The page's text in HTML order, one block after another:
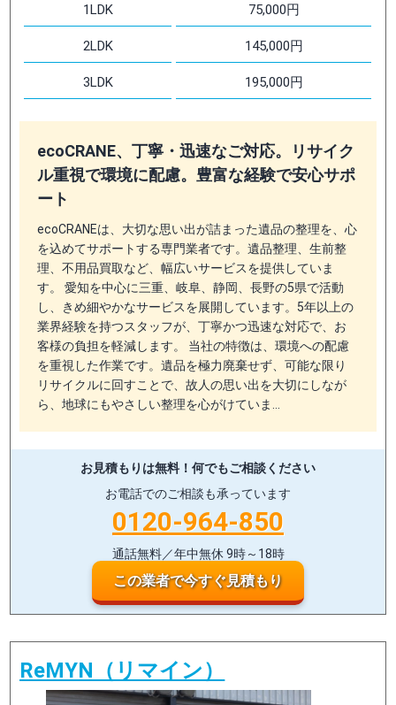
1LDK 75,000円
2LDK 145,000円
3LDK 195,000円
ecoCRANE、丁寧・迅速なご対応。リサイク
ル重視で環境に配慮。豊富な経験で安心サポ
ート
ecoCRANEは、大切な思い出が詰まった遺品の整理を、心
を込めてサポートする専門業者です。遺品整理、生前整
理、不用品買取など、幅広いサービスを提供していま
す。 愛知を中心に三重、岐阜、静岡、長野の5県で活動
し、きめ細やかなサービスを展開しています。5年以上の
業界経験を持つスタッフが、丁寧かつ迅速な対応で、お
客様の負担を軽減します。 当社の特徴は、環境への配慮
を重視した作業です。遺品を極力廃棄せず、可能な限り
リサイクルに回すことで、故人の思い出を大切にしなが
ら、地球にもやさしい整理を心がけていま…
お見積もりは無料！ 何でもご相談ください
お電話でのご相談も承っています
0120-964-850
通話無料／年中無休 9時～18時
この業者で今すぐ見積もり
ReMYN（リマイン）